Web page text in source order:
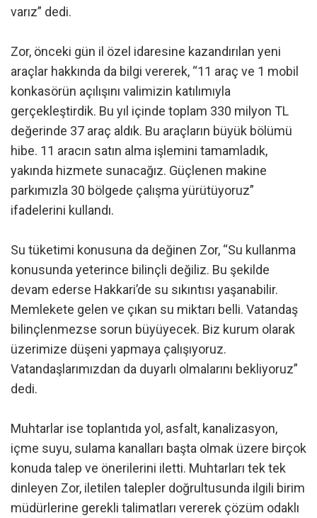
varız” dedi.
Zor, önceki gün il özel idaresine kazandırılan yeni
araçlar hakkında da bilgi vererek, “11 araç ve 1 mobil
konkasörün açılışını valimizin katılımıyla
gerçekleştirdik. Bu yıl içinde toplam 330 milyon TL
değerinde 37 araç aldık. Bu araçların büyük bölümü
hibe. 11 aracın satın alma işlemini tamamladık,
yakında hizmete sunacağız. Güçlenen makine
parkımızla 30 bölgede çalışma yürütüyoruz”
ifadelerini kullandı.
Su tüketimi konusuna da değinen Zor, “Su kullanma
konusunda yeterince bilinçli değiliz. Bu şekilde
devam ederse Hakkari’de su sıkıntısı yaşanabilir.
Memlekete gelen ve çıkan su miktarı belli. Vatandaş
bilinçlenmezse sorun büyüyecek. Biz kurum olarak
üzerimize düşeni yapmaya çalışıyoruz.
Vatandaşlarımızdan da duyarlı olmalarını bekliyoruz”
dedi.
Muhtarlar ise toplantıda yol, asfalt, kanalizasyon,
içme suyu, sulama kanalları başta olmak üzere birçok
konuda talep ve önerilerini iletti. Muhtarları tek tek
dinleyen Zor, iletilen talepler doğrultusunda ilgili birim
müdürlerine gerekli talimatları vererek çözüm odaklı